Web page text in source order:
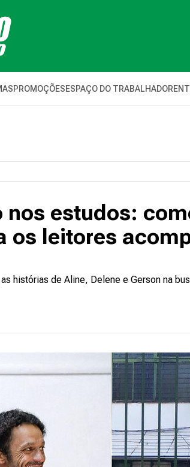
PROMOÇÕESESPAÇO DO TRABALHADOR
nos estudos:
os leitores
histórias de Aline, Delene e Gerson na